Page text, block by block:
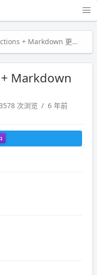
使用 GitHub Actions + Markdown 更新 Z-Blog 博客
Markdown
次浏览
6 年前